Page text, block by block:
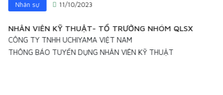
Nhân sự 11/10/2023
NHÂN VIÊN KỸ THUẬT- TỔ TRƯỞNG NHÓM QLSX
CÔNG TY TNHH UCHIYAMA VIỆT NAM
THÔNG BÁO TUYỂN DỤNG NHÂN VIÊN KỸ THUẬT